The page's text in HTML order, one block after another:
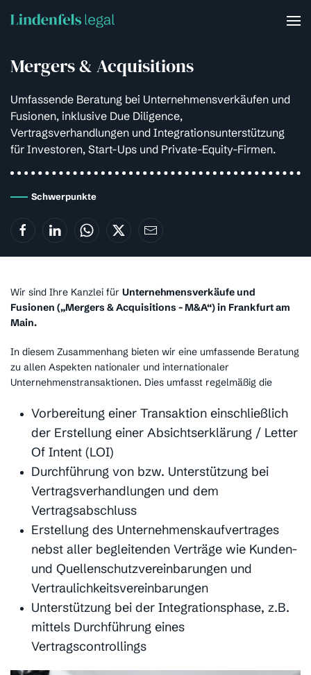
Mergers & Acquisitions
Umfassende Beratung bei Unternehmensverkäufen und
Fusionen, inklusive Due Diligence,
Vertragsverhandlungen und Integrationsunterstützung
für Investoren, Start-Ups und Private-Equity-Firmen.
Schwerpunkte
Wir sind Ihre Kanzlei für Unternehmensverkäufe und
Fusionen („Mergers & Acquisitions - M&A“) in Frankfurt am
Main.
In diesem Zusammenhang bieten wir eine umfassende Beratung
zu allen Aspekten nationaler und internationaler
Unternehmenstransaktionen. Dies umfasst regelmäßig die
Vorbereitung einer Transaktion einschließlich
der Erstellung einer Absichtserklärung / Letter
Of Intent (LOI)
Durchführung von bzw. Unterstützung bei
Vertragsverhandlungen und dem
Vertragsabschluss
Erstellung des Unternehmenskaufvertrages
nebst aller begleitenden Verträge wie Kunden-
und Quellenschutzvereinbarungen und
Vertraulichkeitsvereinbarungen
Unterstützung bei der Integrationsphase, z.B.
mittels Durchführung eines
Vertragscontrollings